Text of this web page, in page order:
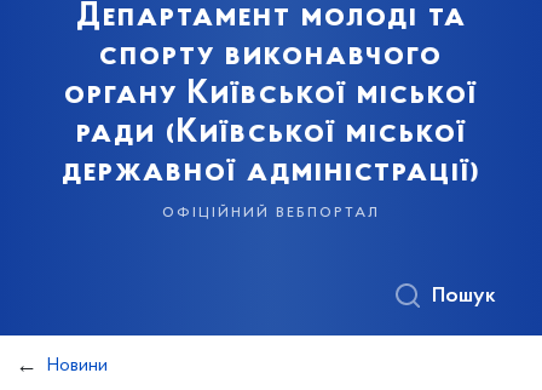
Департамент молоді та
спорту виконавчого
органу Київської міської
ради (Київської міської
державної адміністрації)
офіційний вебпортал
Пошук
Новини